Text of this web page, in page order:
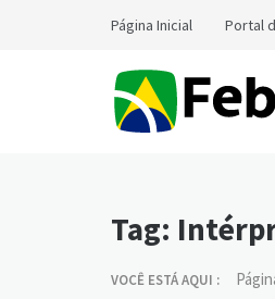
Página Inicial Portal
Tag:
VOCÊ ESTÁ AQUI :